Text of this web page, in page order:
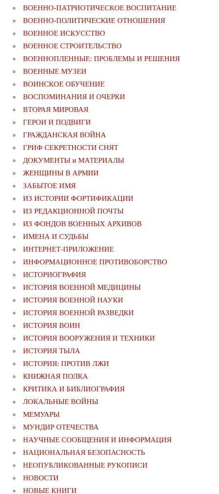
ВОЕННО-ПАТРИОТИЧЕСКОЕ ВОСПИТАНИЕ
ВОЕННО-ПОЛИТИЧЕСКИE ОТНОШЕНИЯ
ВОЕННОЕ ИСКУССТВО
ВОЕННОЕ СТРОИТЕЛЬСТВО
ВОЕННОПЛЕННЫЕ: ПРОБЛЕМЫ И РЕШЕНИЯ
ВОЕННЫЕ МУЗЕИ
ВОИНСКОЕ ОБУЧЕНИЕ
ВОСПОМИНАНИЯ И ОЧЕРКИ
ВТОРАЯ МИРОВАЯ
ГЕРОИ И ПОДВИГИ
ГРАЖДАНСКАЯ ВОЙНА
ГРИФ СЕКРЕТНОСТИ СНЯТ
ДОКУМЕНТЫ и МАТЕРИАЛЫ
ЖЕНЩИНЫ В АРМИИ
ЗАБЫТОЕ ИМЯ
ИЗ ИСТОРИИ ФОРТИФИКАЦИИ
ИЗ РЕДАКЦИОННОЙ ПОЧТЫ
ИЗ ФОНДОВ ВОЕННЫХ АРХИВОВ
ИМЕНА И СУДЬБЫ
ИНТЕРНЕТ-ПРИЛОЖЕНИЕ
ИНФОРМАЦИОННОЕ ПРОТИВОБОРСТВО
ИСТОРИОГРАФИЯ
ИСТОРИЯ ВОЕННОЙ МЕДИЦИНЫ
ИСТОРИЯ ВОЕННОЙ НАУКИ
ИСТОРИЯ ВОЕННОЙ РАЗВЕДКИ
ИСТОРИЯ ВОИН
ИСТОРИЯ ВООРУЖЕНИЯ И ТЕХНИКИ
ИСТОРИЯ ТЫЛА
ИСТОРИЯ: ПРОТИВ ЛЖИ
КНИЖНАЯ ПОЛКА
КРИТИКА И БИБЛИОГРАФИЯ
ЛОКАЛЬНЫЕ ВОЙНЫ
МЕМУАРЫ
МУНДИР ОТЕЧЕСТВА
НАУЧНЫЕ СООБЩЕНИЯ И ИНФОРМАЦИЯ
НАЦИОНАЛЬНАЯ БЕЗОПАСНОСТЬ
НЕОПУБЛИКОВАННЫЕ РУКОПИСИ
НОВОСТИ
НОВЫЕ КНИГИ